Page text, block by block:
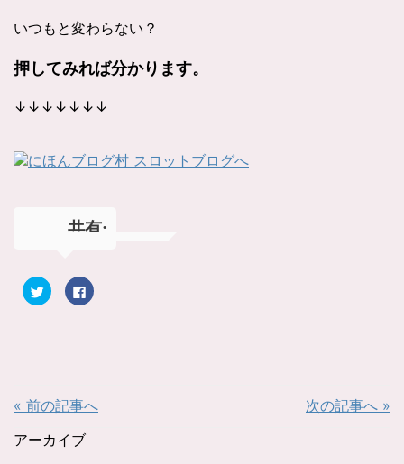
いつもと変わらない？
押してみれば分かります。
↓↓↓↓↓↓↓
共有:
ク
リ
e
共
有
F
a
す
« 前の記事へ 次の記事へ »
アーカイブ